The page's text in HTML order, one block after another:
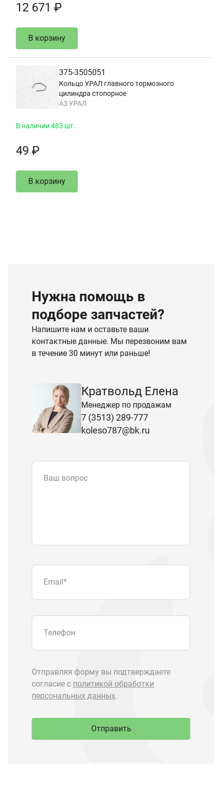
12 671 ₽
В корзину
375-3505051
Кольцо УРАЛ главного тормозного
цилиндра стопорное
АЗ УРАЛ
В наличии 483 шт.
49 ₽
В корзину
Нужна помощь в
подборе запчастей?
Напишите нам и оставьте ваши
контактные данные. Мы перезвоним вам
в течение 30 минут или раньше!
Кратвольд Елена
Менеджер по продажам
7 (3513) 289-777
koleso787@bk.ru
Ваш вопрос
Запчасти Урал
Запчасти Камаз
Спецпредложения